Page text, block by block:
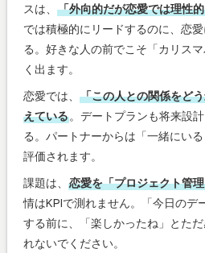
スは、 「外向的だが恋愛では理性
では積極的にリードするのに、恋
る。好きな人の前でこそ「カリス
く出ます。
恋愛では、 「この人との関係をど
えている。デートプランも将来設
る。パートナーからは「一緒にい
評価されます。
課題は、 恋愛を「プロジェクト管
情はKPIで測れません。「今日のデ
する前に、「楽しかったね」とた
れないでください。